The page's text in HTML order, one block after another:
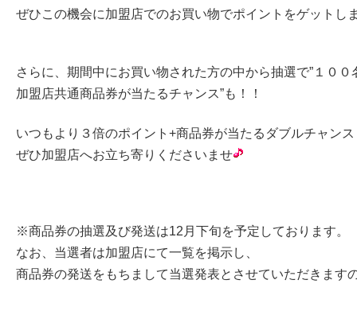
ぜひこの機会に加盟店でのお買い物でポイントをゲットし
さらに、期間中にお買い物された方の中から抽選で”１０
加盟店共通商品券が当たるチャンス”も！！
いつもより３倍のポイント+商品券が当たるダブルチャンス
ぜひ加盟店へお立ち寄りくださいませ
※商品券の抽選及び発送は12月下旬を予定しております。
なお、当選者は加盟店にて一覧を掲示し、
商品券の発送をもちまして当選発表とさせていただきます